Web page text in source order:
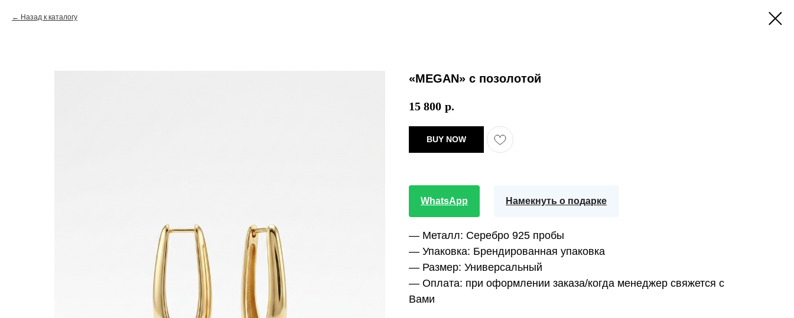
Назад к каталогу
«MEGAN» с позолотой
15 800 р.
BUY NOW
WhatsApp Намекнуть о подарке
— Металл: Серебро 925 пробы
— Упаковка: Брендированная упаковка
— Размер: Универсальный
— Оплата: при оформлении заказа/когда менеджер свяжется с
Вами